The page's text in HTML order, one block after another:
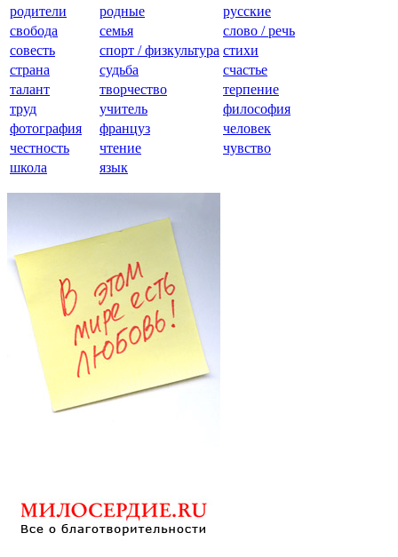
родители
родные
русские
свобода
семья
слово / речь
совесть
спорт / физкультура стихи
страна
судьба
счастье
талант
творчество
терпение
труд
учитель
философия
фотография
француз
человек
честность
чтение
чувство
школа
язык